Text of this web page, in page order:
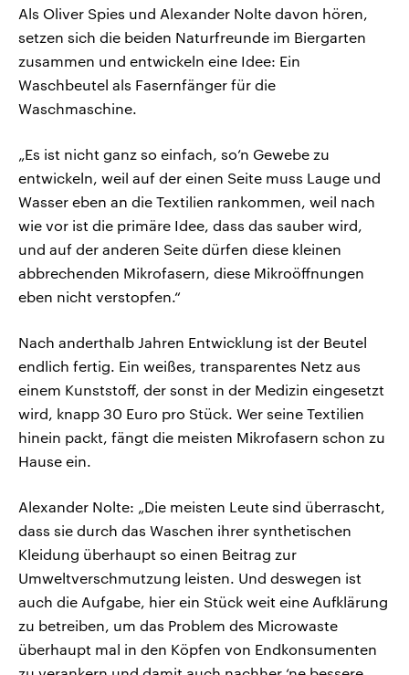
Als Oliver Spies und Alexander Nolte davon hören,
setzen sich die beiden Naturfreunde im Biergarten
zusammen und entwickeln eine Idee: Ein
Waschbeutel als Fasernfänger für die
Waschmaschine.
„Es ist nicht ganz so einfach, so’n Gewebe zu
entwickeln, weil auf der einen Seite muss Lauge und
Wasser eben an die Textilien rankommen, weil nach
wie vor ist die primäre Idee, dass das sauber wird,
und auf der anderen Seite dürfen diese kleinen
abbrechenden Mikrofasern, diese Mikroöffnungen
eben nicht verstopfen.“
Nach anderthalb Jahren Entwicklung ist der Beutel
endlich fertig. Ein weißes, transparentes Netz aus
einem Kunststoff, der sonst in der Medizin eingesetzt
wird, knapp 30 Euro pro Stück. Wer seine Textilien
hinein packt, fängt die meisten Mikrofasern schon zu
Hause ein.
Alexander Nolte: „Die meisten Leute sind überrascht,
dass sie durch das Waschen ihrer synthetischen
Kleidung überhaupt so einen Beitrag zur
Umweltverschmutzung leisten. Und deswegen ist
auch die Aufgabe, hier ein Stück weit eine Aufklärung
zu betreiben, um das Problem des Microwaste
überhaupt mal in den Köpfen von Endkonsumenten